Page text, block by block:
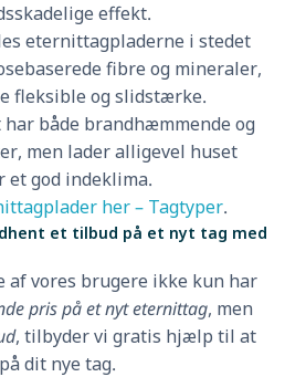
effekt.
eternittagpladerne i stedet
fibre og mineraler,
fleksible og slidstærke.
både brandhæmmende og
men lader alligevel huset
et god indeklima.
her – Tagtyper.
et tilbud på et nyt tag med
af vores brugere ikke kun har
pris på et nyt eternittag, men
, tilbyder vi gratis hjælp til at
dit nye tag.